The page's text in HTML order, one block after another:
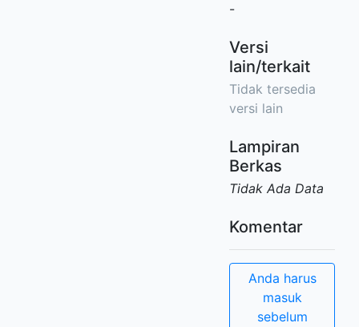
-
Versi
lain/terkait
Tidak tersedia
versi lain
Lampiran
Berkas
Tidak Ada Data
Komentar
Anda harus
masuk
sebelum